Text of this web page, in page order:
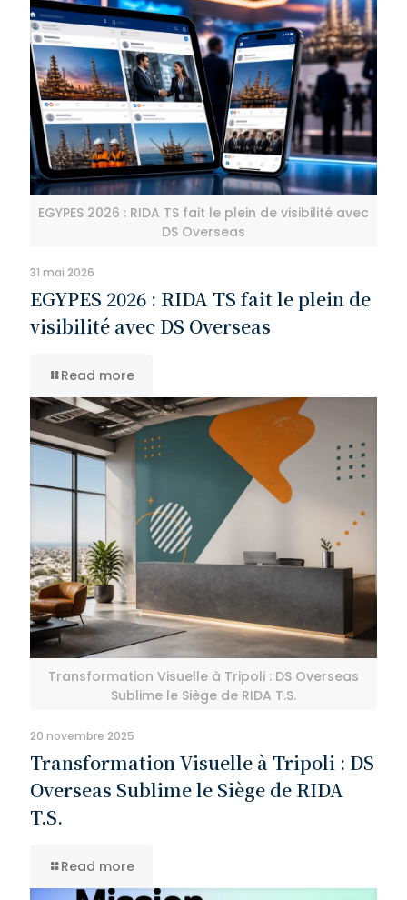
EGYPES 2026 : RIDA TS fait le plein de visibilité avec
DS Overseas
31 mai 2026
EGYPES 2026 : RIDA TS fait le plein de
visibilité avec DS Overseas
Read more
Transformation Visuelle à Tripoli : DS Overseas
Sublime le Siège de RIDA T.S.
20 novembre 2025
Transformation Visuelle à Tripoli : DS
Overseas Sublime le Siège de RIDA
T.S.
Read more